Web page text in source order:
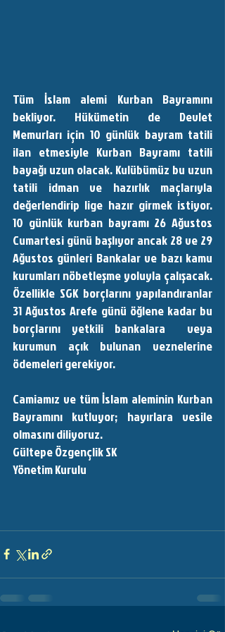
Tüm İslam alemi Kurban Bayramını
bekliyor. Hükümetin de Devlet
Memurları için 10 günlük bayram tatili
ilan etmesiyle Kurban Bayramı tatili
bayağı uzun olacak. Kulübümüz bu uzun
tatili idman ve hazırlık maçlarıyla
değerlendirip lige hazır girmek istiyor.
10 günlük kurban bayramı 26 Ağustos
Cumartesi günü başlıyor ancak 28 ve 29
Ağustos günleri Bankalar ve bazı kamu
kurumları nöbetleşme yoluyla çalışacak.
Özellikle SGK borçlarını yapılandıranlar
31 Ağustos Arefe günü öğlene kadar bu
borçlarını yetkili bankalara  veya
kurumun açık bulunan veznelerine
ödemeleri gerekiyor.
Camiamız ve tüm İslam aleminin Kurban
Bayramını kutluyor; hayırlara vesile
olmasını diliyoruz.
Gültepe Özgençlik SK
Yönetim Kurulu